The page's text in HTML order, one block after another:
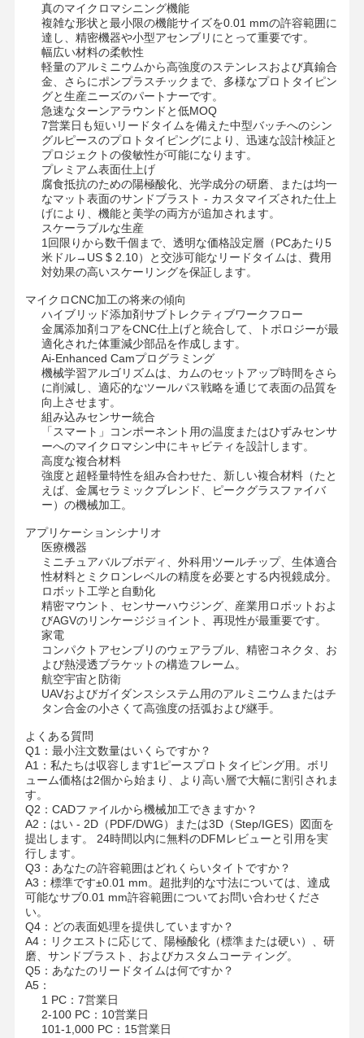
家へ 製品 ビデオ
わたしたち
に つい て
工場 ツアー 品質管理
連絡 くださ
い
ニュース
事件
今雑談しなさ
い
アルミニウムダイキャスティング
CNC加工部品
シートメタル部品
自動車部品製造
ダイカスト製エンクロージャ
迅速なプロトタイピング
金属表面処理
鋳造機
真のマイクロマシニング機能
複雑な形状と最小限の機能サイズを0.01 mmの許容範囲に
達し、精密機器や小型アセンブリにとって重要です。
幅広い材料の柔軟性
軽量のアルミニウムから高強度のステンレスおよび真鍮合
金、さらにポンプラスチックまで、多様なプロトタイピン
グと生産ニーズのパートナーです。
急速なターンアラウンドと低MOQ
7営業日も短いリードタイムを備えた中型バッチへのシン
グルピースのプロトタイピングにより、迅速な設計検証と
プロジェクトの俊敏性が可能になります。
プレミアム表面仕上げ
腐食抵抗のための陽極酸化、光学成分の研磨、または均一
なマット表面のサンドブラスト - カスタマイズされた仕上
げにより、機能と美学の両方が追加されます。
スケーラブルな生産
1回限りから数千個まで、透明な価格設定層（PCあたり5
米ドル→US $ 2.10）と交渉可能なリードタイムは、費用
対効果の高いスケーリングを保証します。
マイクロCNC加工の将来の傾向
ハイブリッド添加剤サブトレクティブワークフロー
金属添加剤コアをCNC仕上げと統合して、トポロジーが最
適化された体重減少部品を作成します。
Ai-Enhanced Camプログラミング
機械学習アルゴリズムは、カムのセットアップ時間をさら
に削減し、適応的なツールパス戦略を通じて表面の品質を
向上させます。
組み込みセンサー統合
「スマート」コンポーネント用の温度またはひずみセンサ
ーへのマイクロマシン中にキャビティを設計します。
高度な複合材料
強度と超軽量特性を組み合わせた、新しい複合材料（たと
えば、金属セラミックブレンド、ピークグラスファイバ
ー）の機械加工。
アプリケーションシナリオ
医療機器
ミニチュアバルブボディ、外科用ツールチップ、生体適合
性材料とミクロンレベルの精度を必要とする内視鏡成分。
ロボット工学と自動化
精密マウント、センサーハウジング、産業用ロボットおよ
びAGVのリンケージジョイント、再現性が最重要です。
家電
コンパクトアセンブリのウェアラブル、精密コネクタ、お
よび熱浸透ブラケットの構造フレーム。
航空宇宙と防衛
UAVおよびガイダンスシステム用のアルミニウムまたはチ
タン合金の小さくて高強度の括弧および継手。
よくある質問
Q1：最小注文数量はいくらですか？
A1：私たちは収容します1ピースプロトタイピング用。ボリ
ューム価格は2個から始まり、より高い層で大幅に割引されま
す。
Q2：CADファイルから機械加工できますか？
A2：はい - 2D（PDF/DWG）または3D（Step/IGES）図面を
提出します。 24時間以内に無料のDFMレビューと引用を実
行します。
Q3：あなたの許容範囲はどれくらいタイトですか？
A3：標準です±0.01 mm。超批判的な寸法については、達成
可能なサブ0.01 mm許容範囲についてお問い合わせくださ
い。
Q4：どの表面処理を提供していますか？
A4：リクエストに応じて、陽極酸化（標準または硬い）、研
磨、サンドブラスト、およびカスタムコーティング。
Q5：あなたのリードタイムは何ですか？
A5：
1 PC： 7営業日
2-100 PC： 10営業日
101-1,000 PC： 15営業日